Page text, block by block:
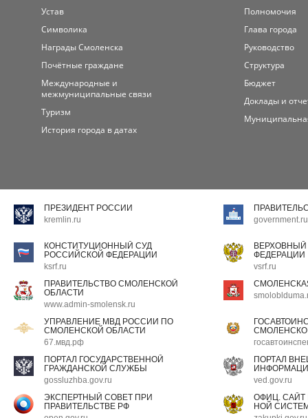
Устав
Символика
Награды Смоленска
Почётные граждане
Международные и
межмуниципальные связи
Туризм
История города в датах
Полномочия
Глава города
Руководство
Структура
Бюджет
Доклады и
ПРЕЗИДЕНТ РОССИИ
kremlin.ru
government.ru
КОНСТИТУЦИОННЫЙ СУД
РОССИЙСКОЙ ФЕДЕРАЦИИ
ksrf.ru
ФЕДЕРАЦИИ
vsrf.ru
ПРАВИТЕЛЬСТВО СМОЛЕНСКОЙ
ОБЛАСТИ
www.admin-smolensk.ru
УПРАВЛЕНИЕ МВД РОССИИ ПО
СМОЛЕНСКОЙ ОБЛАСТИ
67.мвд.рф
ПОРТАЛ ГОСУДАРСТВЕННОЙ
ГРАЖДАНСКОЙ СЛУЖБЫ
gossluzhba.gov.ru
ПОРТАЛ
ved.gov.ru
ЭКСПЕРТНЫЙ СОВЕТ ПРИ
ПРАВИТЕЛЬСТВЕ РФ
ОФИЦ.
НОЙ